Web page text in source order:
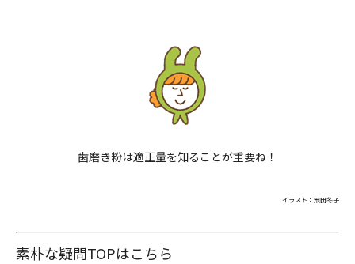
歯磨き粉は適正量を知ることが重要ね！
イラスト：飛田冬子
素朴な疑問TOPはこちら